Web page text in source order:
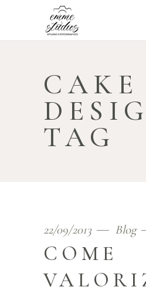
CAKE
TAG
22/09/2013 Blog
COME